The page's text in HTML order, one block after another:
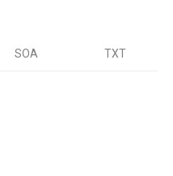
SOA TXT